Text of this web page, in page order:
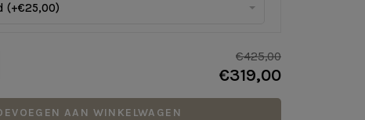
(+€25,00)
€425,00
€319,00
AAN WINKELWAGEN